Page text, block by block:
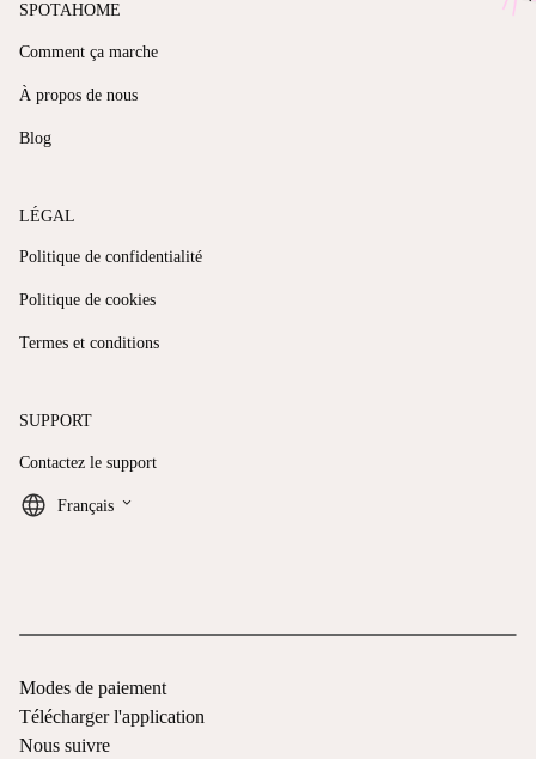
SPOTAHOME
Comment ça marche
À propos de nous
Blog
LÉGAL
Politique de confidentialité
Politique de cookies
Termes et conditions
SUPPORT
Contactez le support
Français keyboard_arrow_down
Modes de paiement
Télécharger l'application
Nous suivre